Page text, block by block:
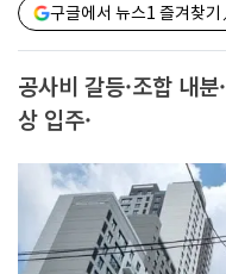
구글에서 뉴스1 즐겨찾기
공사비 갈등·조합 내
상 입주·